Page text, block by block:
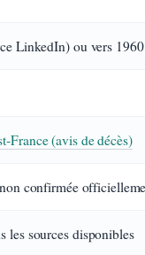
LinkedIn) ou vers
(avis de décès)
confirmée
les sources disponibles